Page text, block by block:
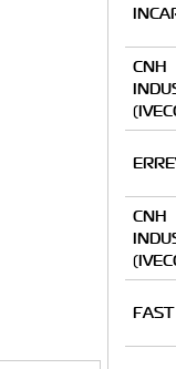
CNH
CNH
FAST